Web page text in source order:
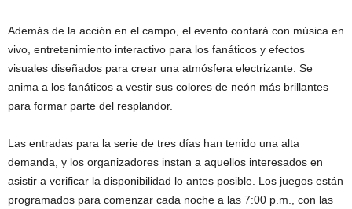
Además de la acción en el campo, el evento contará con música en
vivo, entretenimiento interactivo para los fanáticos y efectos
visuales diseñados para crear una atmósfera electrizante. Se
anima a los fanáticos a vestir sus colores de neón más brillantes
para formar parte del resplandor.
Las entradas para la serie de tres días han tenido una alta
demanda, y los organizadores instan a aquellos interesados en
asistir a verificar la disponibilidad lo antes posible. Los juegos están
programados para comenzar cada noche a las 7:00 p.m., con las